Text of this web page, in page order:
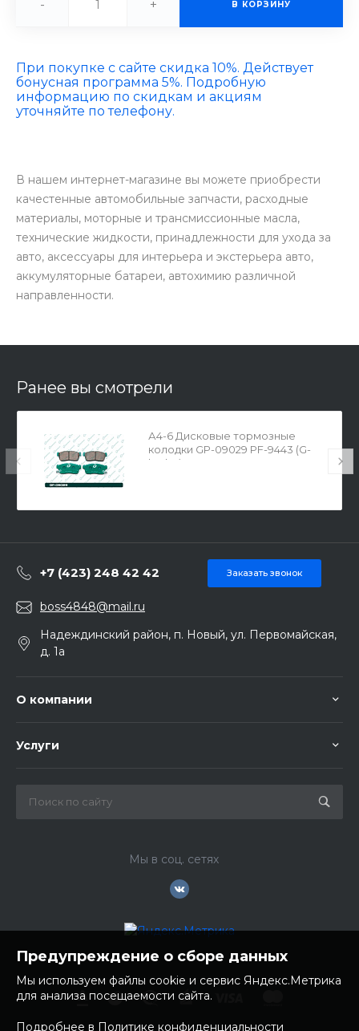
- + В КОРЗИНУ
При покупке с сайте скидка 10%. Действует
бонусная программа 5%. Подробную
информацию по скидкам и акциям
уточняйте по телефону.
В нашем интернет-магазине вы можете приобрести
качестенные автомобильные запчасти, расходные
материалы, моторные и трансмиссионные масла,
технические жидкости, принадлежности для ухода за
авто, аксессуары для интерьера и экстерьера авто,
аккумуляторные батареи, автохимию различной
направленности.
Ранее вы смотрели
А4-6 Дисковые тормозные
колодки GP-09029 PF-9443 (G-
brake)
+7 (423) 248 42 42 Заказать звонок
boss4848@mail.ru
Надеждинский район, п. Новый, ул. Первомайская,
д. 1а
О компании
Услуги
Мы в соц. сетях
Предупреждение о сборе данных
Мы используем файлы cookie и сервис Яндекс.Метрика
для анализа посещаемости сайта.
Подробнее в Политике конфиденциальности